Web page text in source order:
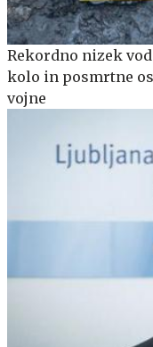
Rekordno nizek
kolo in posmrtne
vojne